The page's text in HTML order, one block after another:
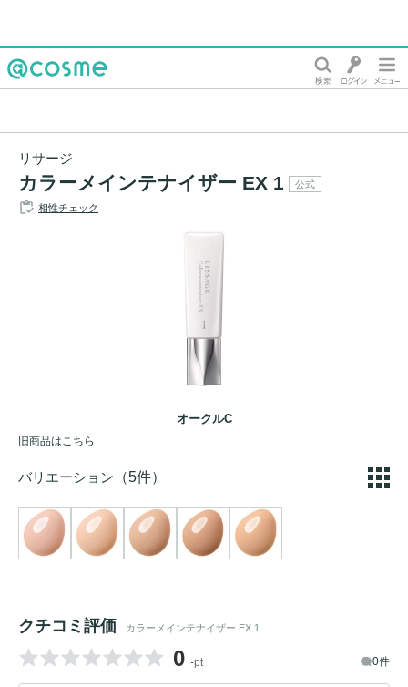
リサージ
カラーメインテナイザー EX 1 公式
相性チェック
オークルC
旧商品はこちら
バリエーション （5件）
クチコミ評価 カラーメインテナイザー EX 1
0 -pt 0件